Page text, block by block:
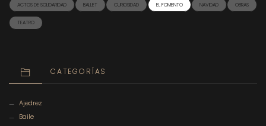
ACTOS DE SOLIDARIDAD BALLET CURIOSIDAD EL FOMENTO NAVIDAD OBRAS
TEATRO
CATEGORÍAS
Ajedrez
Baile